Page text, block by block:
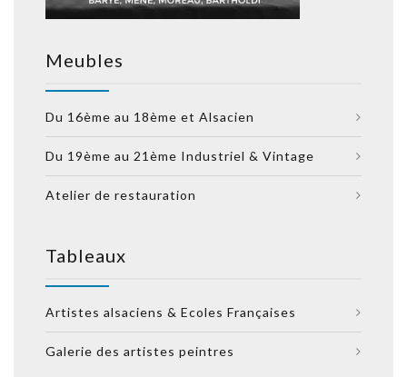
Meubles
Du 16ème au 18ème et Alsacien
Du 19ème au 21ème Industriel & Vintage
Atelier de restauration
Tableaux
Artistes alsaciens & Ecoles Françaises
Galerie des artistes peintres